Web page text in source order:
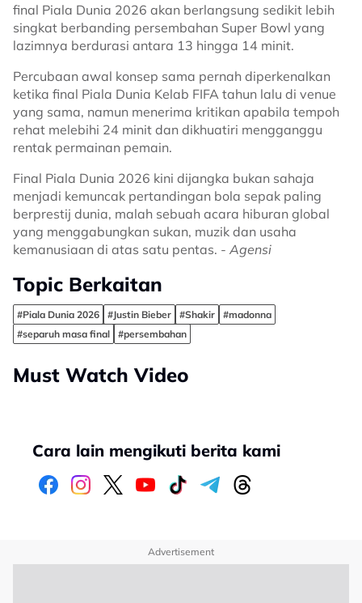
final Piala Dunia 2026 akan berlangsung sedikit lebih
singkat berbanding persembahan Super Bowl yang
lazimnya berdurasi antara 13 hingga 14 minit.
Percubaan awal konsep sama pernah diperkenalkan
ketika final Piala Dunia Kelab FIFA tahun lalu di venue
yang sama, namun menerima kritikan apabila tempoh
rehat melebihi 24 minit dan dikhuatiri mengganggu
rentak permainan pemain.
Final Piala Dunia 2026 kini dijangka bukan sahaja
menjadi kemuncak pertandingan bola sepak paling
berprestij dunia, malah sebuah acara hiburan global
yang menggabungkan sukan, muzik dan usaha
kemanusiaan di atas satu pentas. - Agensi
Topic Berkaitan
#Piala Dunia 2026 #Justin Bieber #Shakir
#madonna
#separuh masa final
#persembahan
Must Watch Video
Cara lain mengikuti berita kami
Advertisement